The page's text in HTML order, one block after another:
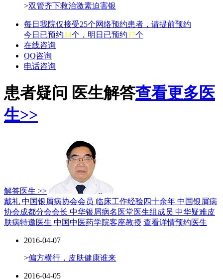
>双管齐下救治激素迫害银
每日我院仅接受25个网络预约患者，请提前预约
今日已预约14个，明日已预约17个
在线咨询
QQ咨询
电话咨询
患者疑问 医生解答查看更多医
生>>
解答医生 >>
戴礼 中国银屑病协会会员 临床工作经验四十余年 中国银屑病
协会成都分会会长 中华银屑病名医堂医生组成员 中华疑难皮
肤病特邀医生 中国中医药学院客座教授 查看详情预约医生
2016-04-07
>偏方横行，皮肤健康谁来
2016-04-05